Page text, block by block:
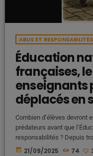
ABUS ET RESPONSABILITÉS
Éducation
françaises,
enseignants
déplacés en
Combien d’élèves devront
prédateurs avant que
responsabilités ? Depuis
protège ses agents au
today 21/09/2025 74